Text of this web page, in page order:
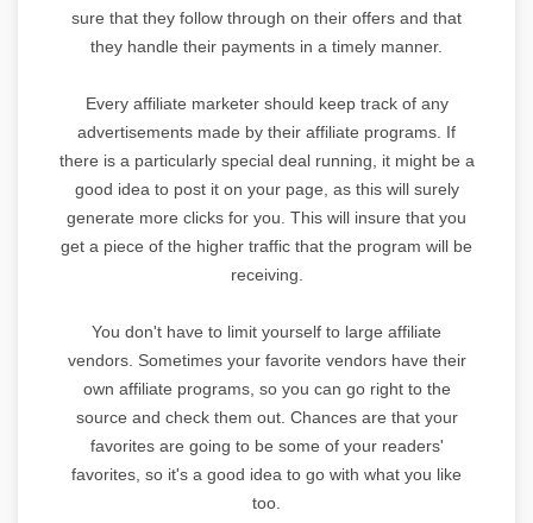
sure that they follow through on their offers and that
they handle their payments in a timely manner.
Every affiliate marketer should keep track of any
advertisements made by their affiliate programs. If
there is a particularly special deal running, it might be a
good idea to post it on your page, as this will surely
generate more clicks for you. This will insure that you
get a piece of the higher traffic that the program will be
receiving.
You don't have to limit yourself to large affiliate
vendors. Sometimes your favorite vendors have their
own affiliate programs, so you can go right to the
source and check them out. Chances are that your
favorites are going to be some of your readers'
favorites, so it's a good idea to go with what you like
too.